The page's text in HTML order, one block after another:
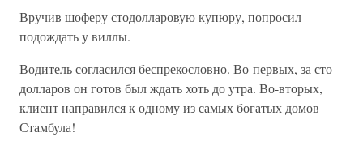
Вручив шоферу стодолларовую купюру, попросил
подождать у виллы.
Водитель согласился беспрекословно. Во-первых, за сто
долларов он готов был ждать хоть до утра. Во-вторых,
клиент направился к одному из самых богатых домов
Стамбула!